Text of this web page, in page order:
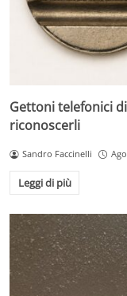
Gettoni telefonici
riconoscerli
Sandro Faccinelli
Leggi di più